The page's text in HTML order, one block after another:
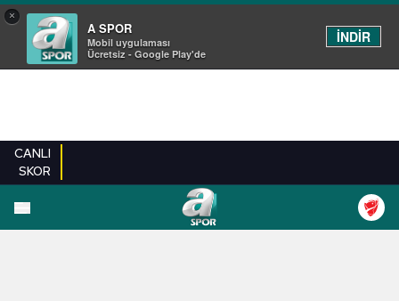
×
A SPOR
Mobil uygulaması
Ücretsiz - Google Play'de
İNDİR
CANLI
SKOR